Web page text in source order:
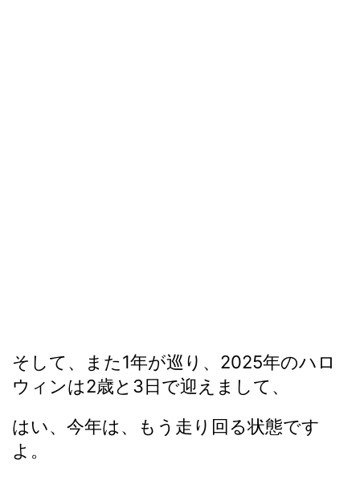
そして、また1年が巡り、2025年のハロ
ウィンは2歳と3日で迎えまして、
はい、今年は、もう走り回る状態です
よ。